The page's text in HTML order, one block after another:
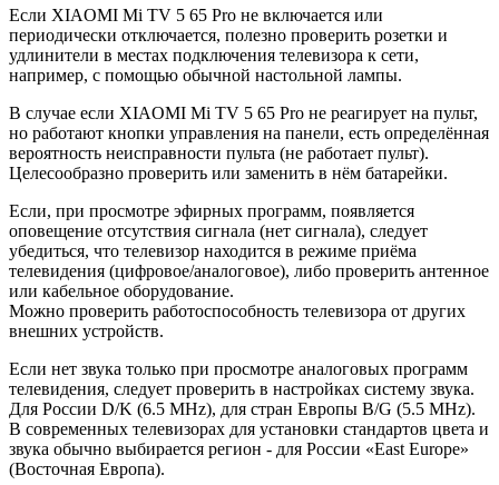
Если XIAOMI Mi TV 5 65 Pro не включается или
периодически отключается, полезно проверить розетки и
удлинители в местах подключения телевизора к сети,
например, с помощью обычной настольной лампы.
В случае если XIAOMI Mi TV 5 65 Pro не реагирует на пульт,
но работают кнопки управления на панели, есть определённая
вероятность неисправности пульта (не работает пульт).
Целесообразно проверить или заменить в нём батарейки.
Если, при просмотре эфирных программ, появляется
оповещение отсутствия сигнала (нет сигнала), следует
убедиться, что телевизор находится в режиме приёма
телевидения (цифровое/аналоговое), либо проверить антенное
или кабельное оборудование.
Можно проверить работоспособность телевизора от других
внешних устройств.
Если нет звука только при просмотре аналоговых программ
телевидения, следует проверить в настройках систему звука.
Для России D/K (6.5 MHz), для стран Европы B/G (5.5 MHz).
В современных телевизорах для установки стандартов цвета и
звука обычно выбирается регион - для России «East Europe»
(Восточная Европа).